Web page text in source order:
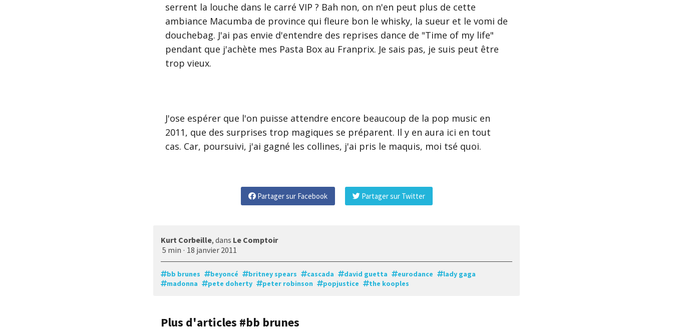
serrent la louche dans le carré VIP ? Bah non, on n'en peut plus de cette
ambiance Macumba de province qui fleure bon le whisky, la sueur et le vomi de
douchebag. J'ai pas envie d'entendre des reprises dance de "Time of my life"
pendant que j'achète mes Pasta Box au Franprix. Je sais pas, je suis peut être
trop vieux.
J'ose espérer que l'on puisse attendre encore beaucoup de la pop music en
2011, que des surprises trop magiques se préparent. Il y en aura ici en tout
cas. Car, poursuivi, j'ai gagné les collines, j'ai pris le maquis, moi tsé quoi.
Partager sur Facebook Partager sur Twitter
Kurt Corbeille, dans Le Comptoir
5 min · 18 janvier 2011
bb brunes beyoncé britney spears cascada david guetta eurodance
lady gaga
madonna
pete doherty peter robinson popjustice the kooples
Plus d'articles #bb brunes